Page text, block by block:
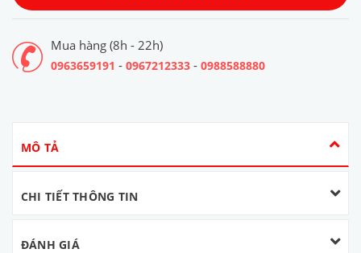
Mua hàng (8h - 22h)
0963659191 - 0967212333 - 0988588880
MÔ TẢ
CHI TIẾT THÔNG TIN
ĐÁNH GIÁ